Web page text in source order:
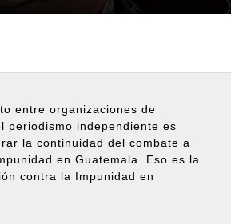
entre organizaciones de
periodismo independiente es
la continuidad del combate a
en Guatemala. Eso es la
contra la Impunidad en